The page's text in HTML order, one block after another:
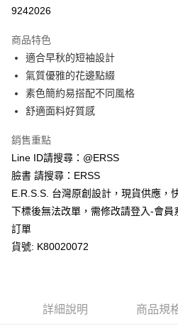
３．安心：先確認商品／服務後，再付款。
【「AFTEE先享後付」結帳流程】
１．於結帳方式選擇「AFTEE先享後付」
結帳頁面，進行簡訊認證並確認金額後，即
２．訂單成立數日內，您將收到繳費通知簡
３．收到繳費通知簡訊後14天內，點擊此
ATM／網路銀行／等多元方式進行付款，
※ 請注意：結帳手續完成當下不需立刻繳
後付繳納相關費用。
※ 交易是否成功請以「AFTEE先享後付 」
是否繳費成功／繳費後需取消欲退款等相
客戶支援中心」https://
【注意事項】
１．透過由恩沛科技股份有限公司提供之
易，需依本服務之必要範圍內提供個人資
２．關於個人資料處理事宜，請瀏覽以下網
４．使用「AFTEE先享後付」時，將依據
全家取貨付款
付款後全家取貨
每筆NT$80，滿NT$1,200(含以上)免
付款後萊爾富取貨
7-11取貨付款
每筆NT$80，滿NT$1,200(含以上)免
付款後7-11取貨
每筆NT$80，滿NT$1,200(含以上)免
9242026
商品特色
適合早秋的短袖設計
氣質優雅的花邊點綴
素色簡約易搭配不同風格
舒適面料好質感
銷售重點
Line ID請搜尋：@ERSS
臉書 請搜尋：ERSS
E.R.S.S. 台灣原創設計，現貨供應，
下標後無法改單，需修改請登入-會
訂單
貨號: K80020072
詳細說明 商品規